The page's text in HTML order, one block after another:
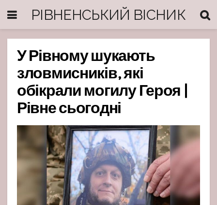
РІВНЕНСЬКИЙ ВІСНИК
У Рівному шукають
зловмисників, які
обікрали могилу Героя |
Рівне сьогодні